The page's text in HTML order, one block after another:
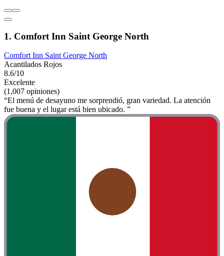
1. Comfort Inn Saint George North
Comfort Inn Saint George North
Acantilados Rojos
8.6/10
Excelente
(1,007 opiniones)
“El menú de desayuno me sorprendió, gran variedad. La atención
fue buena y el lugar está bien ubicado. ”